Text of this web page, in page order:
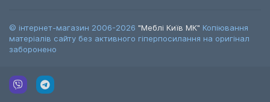
© інтернет-магазин 2006-2026 "Меблі Київ МК" Копіювання
матеріалів сайту без активного гіперпосилання на оригінал
заборонено